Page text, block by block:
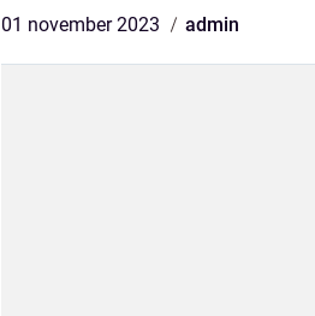
01 november 2023 admin